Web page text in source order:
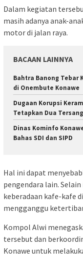
Dalam kegiatan
masih adanya anak-
motor di jalan raya.
BACAAN LAINNYA
Bahtra Banong Tebar
di Onembute Konawe
Dugaan Korupsi
Tetapkan Dua
Dinas Kominfo
Bahas SDI dan SIPD
Hal ini dapat
pengendara lain.
keberadaan kafe-kafe
mengganggu
Kompol Alwi
tersebut dan
Konawe untuk